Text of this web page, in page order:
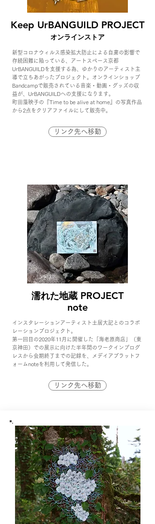
Keep UrBANGUILD PROJECT
オンラインストア
新型コロナウィルス感染拡大防止による自粛の影響で
存続困難に陥っている、アートスペース京都
UrBANGUILDを支援する為、ゆかりのアーティスト主
導で立ちあがったプロジェクト。オンラインショップ
Bandcampで販売されている音楽・動画・グッズの収
益が、UrBANGUILDへの支援になります。
町田藻映子の『Time to be alive at home』の写真作品
から2点をクリアファイルにして販売中。
リンク先へ移動
濡れた地蔵 PROJECT
​note
インスタレーションアーティスト土居大記とのコラボ
レーションプロジェクト。
第一回目の2020年11月に開催した「海老原商店」（東
京神田）での展示に向けた半年間のワークインプログ
レスから会期終了までの記録を、メデイアプラットフ
ォームnoteを利用して発信した。
リンク先へ移動